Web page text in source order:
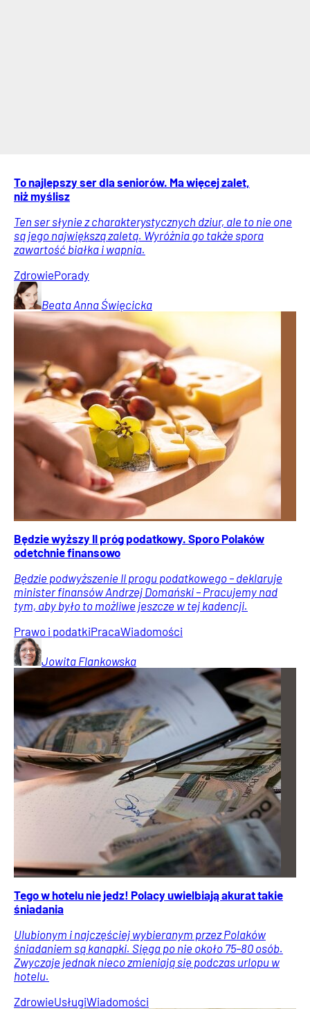
To najlepszy ser dla seniorów. Ma więcej zalet,
niż myślisz
Ten ser słynie z charakterystycznych dziur, ale to nie one
są jego największą zaletą. Wyróżnia go także spora
zawartość białka i wapnia.
ZdrowiePorady
Beata Anna Święcicka
Będzie wyższy II próg podatkowy. Sporo Polaków
odetchnie finansowo
Będzie podwyższenie II progu podatkowego – deklaruje
minister finansów Andrzej Domański – Pracujemy nad
tym, aby było to możliwe jeszcze w tej kadencji.
Prawo i podatkiPracaWiadomości
Jowita Flankowska
Tego w hotelu nie jedz! Polacy uwielbiają akurat takie
śniadania
Ulubionym i najczęściej wybieranym przez Polaków
śniadaniem są kanapki. Sięga po nie około 75–80 osób.
Zwyczaje jednak nieco zmieniają się podczas urlopu w
hotelu.
ZdrowieUsługiWiadomości